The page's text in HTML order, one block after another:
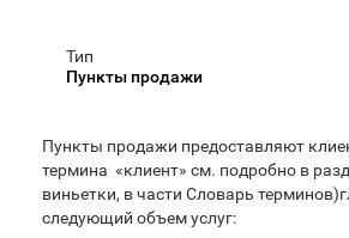
Тип
Пункты продажи
Пункты продажи предоставляют
термина «клиент» см. подробно в
виньетки, в части Словарь
следующий объем услуг: